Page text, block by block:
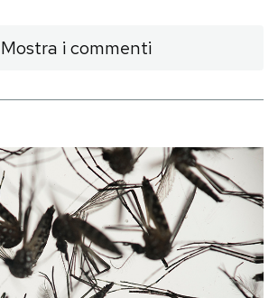
Mostra i commenti